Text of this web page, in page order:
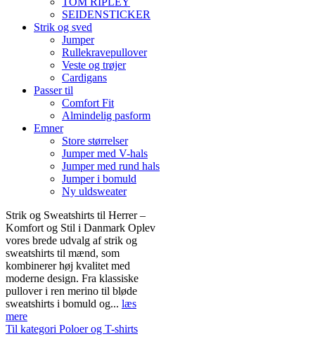
SEIDENSTICKER
Strik og sved
Jumper
Rullekravepullover
Veste og trøjer
Cardigans
Passer til
Comfort Fit
Almindelig pasform
Emner
Store størrelser
Jumper med V-hals
Jumper med rund hals
Jumper i bomuld
Ny uldsweater
Strik og Sweatshirts til Herrer –
Komfort og Stil i Danmark Oplev
vores brede udvalg af strik og
sweatshirts til mænd, som
kombinerer høj kvalitet med
moderne design. Fra klassiske
pullover i ren merino til bløde
sweatshirts i bomuld og... læs
mere
Til kategori Poloer og T-shirts